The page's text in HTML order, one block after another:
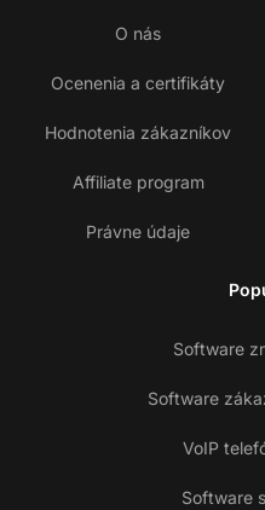
O nás
Ocenenia a certifikáty
Hodnotenia zákazníkov
Affiliate program
Právne údaje
Software
Software
VoIP
Software